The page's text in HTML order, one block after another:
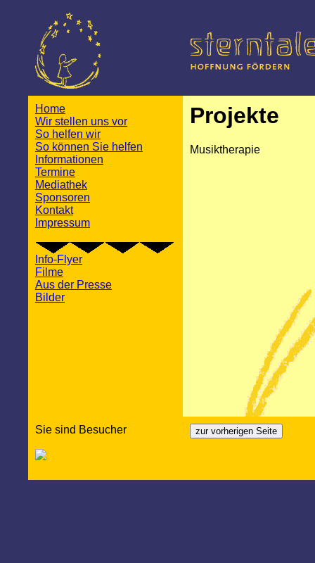
Home
Wir stellen uns vor
So helfen wir
So können Sie helfen
Informationen
Termine
Mediathek
Sponsoren
Kontakt
Impressum
Info-Flyer
Filme
Aus der Presse
Bilder
Projekte
Musiktherapie
Sie sind Besucher